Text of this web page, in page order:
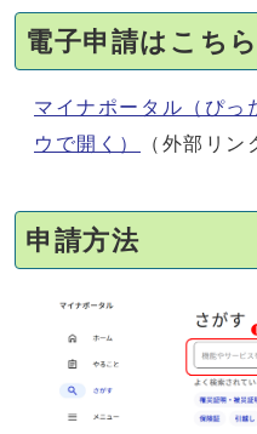
電子申請はこち
マイナポータル（ぴっ
ウで開く）
（外部リン
申請方法